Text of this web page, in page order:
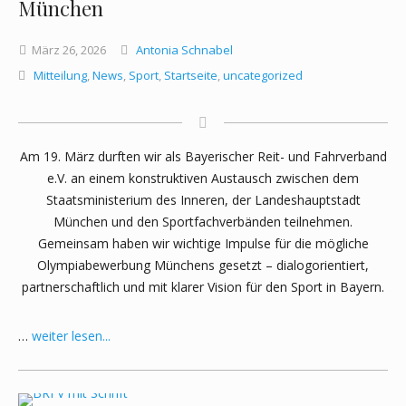
München
März 26,2026
Antonia Schnabel
Mitteilung,News, Sport, Startseite,uncategorized
Am 19. März durften wir als Bayerischer Reit- und Fahrverband
e.V. an einem konstruktiven Austausch zwischen dem
Staatsministerium des Inneren, der Landeshauptstadt
München und den Sportfachverbänden teilnehmen.
Gemeinsam haben wir wichtige Impulse für die mögliche
Olympiabewerbung Münchens gesetzt – dialogorientiert,
partnerschaftlich und mit klarer Vision für den Sport in Bayern.
… weiter lesen...